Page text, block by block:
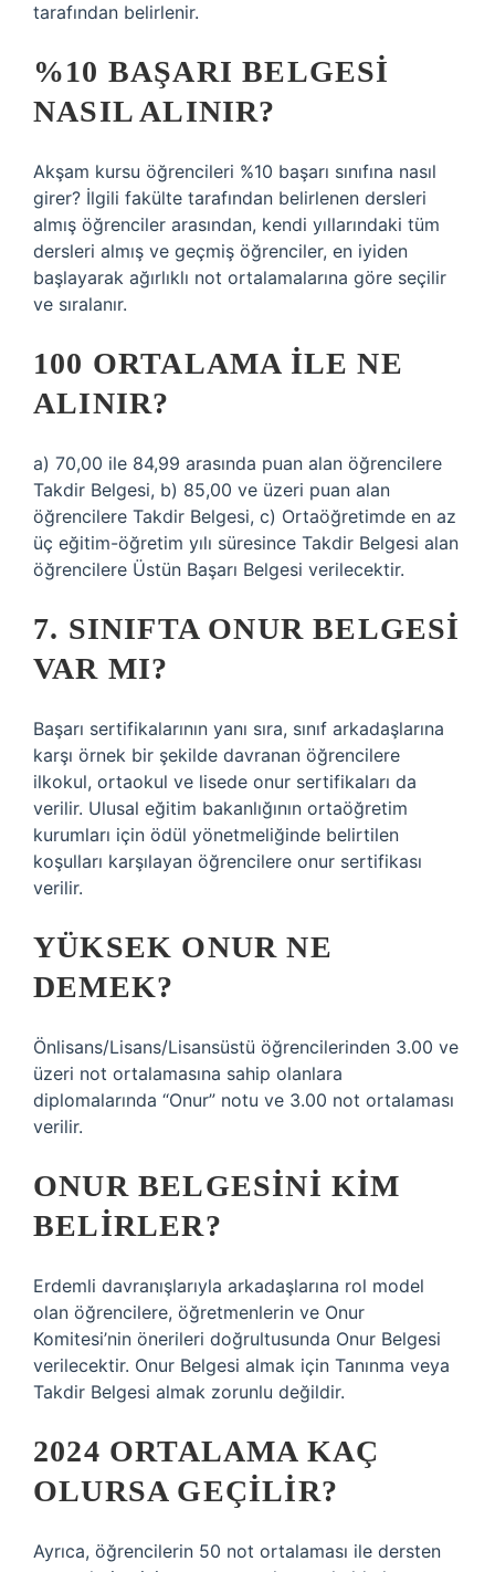
tarafından belirlenir.
%10 BAŞARI BELGESI
NASIL ALINIR?
Akşam kursu öğrencileri %10 başarı sınıfına nasıl
girer? İlgili fakülte tarafından belirlenen dersleri
almış öğrenciler arasından, kendi yıllarındaki tüm
dersleri almış ve geçmiş öğrenciler, en iyiden
başlayarak ağırlıklı not ortalamalarına göre seçilir
ve sıralanır.
100 ORTALAMA ILE NE
ALINIR?
a) 70,00 ile 84,99 arasında puan alan öğrencilere
Takdir Belgesi, b) 85,00 ve üzeri puan alan
öğrencilere Takdir Belgesi, c) Ortaöğretimde en az
üç eğitim-öğretim yılı süresince Takdir Belgesi alan
öğrencilere Üstün Başarı Belgesi verilecektir.
7. SINIFTA ONUR BELGESI
VAR MI?
Başarı sertifikalarının yanı sıra, sınıf arkadaşlarına
karşı örnek bir şekilde davranan öğrencilere
ilkokul, ortaokul ve lisede onur sertifikaları da
verilir. Ulusal eğitim bakanlığının ortaöğretim
kurumları için ödül yönetmeliğinde belirtilen
koşulları karşılayan öğrencilere onur sertifikası
verilir.
YÜKSEK ONUR NE
DEMEK?
Önlisans/Lisans/Lisansüstü öğrencilerinden 3.00 ve
üzeri not ortalamasına sahip olanlara
diplomalarında “Onur” notu ve 3.00 not ortalaması
verilir.
ONUR BELGESINI KIM
BELIRLER?
Erdemli davranışlarıyla arkadaşlarına rol model
olan öğrencilere, öğretmenlerin ve Onur
Komitesi’nin önerileri doğrultusunda Onur Belgesi
verilecektir. Onur Belgesi almak için Tanınma veya
Takdir Belgesi almak zorunlu değildir.
2024 ORTALAMA KAÇ
OLURSA GEÇILIR?
Ayrıca, öğrencilerin 50 not ortalaması ile dersten